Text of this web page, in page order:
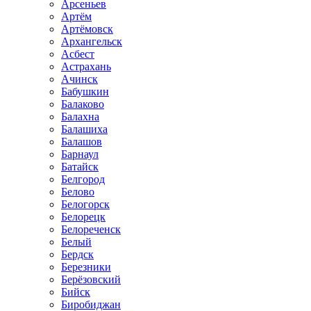
Арсеньев
Артём
Артёмовск
Архангельск
Асбест
Астрахань
Ачинск
Бабушкин
Балаково
Балахна
Балашиха
Балашов
Барнаул
Батайск
Белгород
Белово
Белогорск
Белорецк
Белореченск
Белый
Бердск
Березники
Берёзовский
Бийск
Биробиджан